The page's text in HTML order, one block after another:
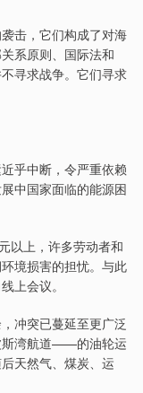
击，它们构成了对海
系原则、国际法和
寻求战争。它们寻求
乎中断，令严重依赖
中国家面临的能源困
上，许多劳动者和
境损害的担忧。与此
上会议。
冲突已蔓延至更广泛
湾航道——的油轮运
天然气、煤炭、运